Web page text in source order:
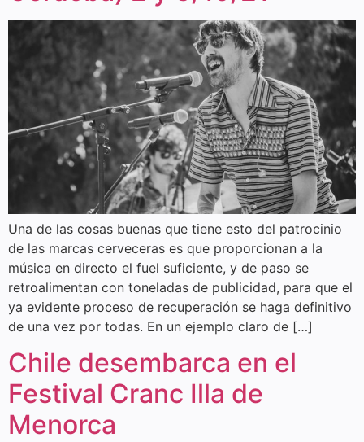
Una de las cosas buenas que tiene esto del patrocinio
de las marcas cerveceras es que proporcionan a la
música en directo el fuel suficiente, y de paso se
retroalimentan con toneladas de publicidad, para que el
ya evidente proceso de recuperación se haga definitivo
de una vez por todas. En un ejemplo claro de […]
Chile desembarca en el
Festival Cranc Illa de
Menorca